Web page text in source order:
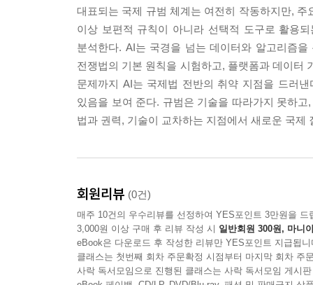
이와 같이 데이터센터는 기술 주권, 공급망 안정
우드 서비스, 데이터 이전 규범 등은 향후 통상 분
확장과 연계된 글로벌 공급망에서 핵심적 위치를
제 질서 재편의 한 축으로 이해될 필요가 있다. 데
서를 형성하고 있으며, 이에 대한 체계적 분석과
－09_“AI와 데이터센터” 중에서
대표되는 국제 규범 체계는 여전히 작동하지만, 주
이상 보편적 규칙이 아니라 선택적 도구로 활용
분석한다. AI는 국경을 넘는 데이터와 알고리즘
전쟁법의 기본 원칙을 시험하고, 플랫폼과 데이터
문제까지 AI는 국제법 전반의 취약 지점을 드러
있음을 보여 준다. 규범은 기술을 따라가지 못하
법과 권력, 기술이 교차하는 지점에서 새로운 국제
회원리뷰 (0건)
매주 10건의 우수리뷰를 선정하여 YES포인트 3만원을 드
3,000원 이상 구매 후 리뷰 작성 시 일반회원 300원, 마니
eBook은 다운로드 후 작성한 리뷰만 YES포인트 지급됩니
클래스는 첫번째 회차 주문확정 시점부터 마지막 회차 주
사락 독서모임으로 진행된 클래스는 사락 독서모임 게시